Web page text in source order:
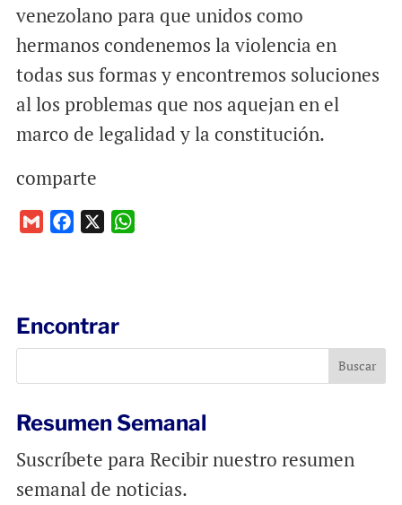
venezolano para que unidos como
hermanos condenemos la violencia en
todas sus formas y encontremos soluciones
al los problemas que nos aquejan en el
marco de legalidad y la constitución.
comparte
o
k
p
Encontrar
Resumen Semanal
Suscríbete para Recibir nuestro resumen
semanal de noticias.